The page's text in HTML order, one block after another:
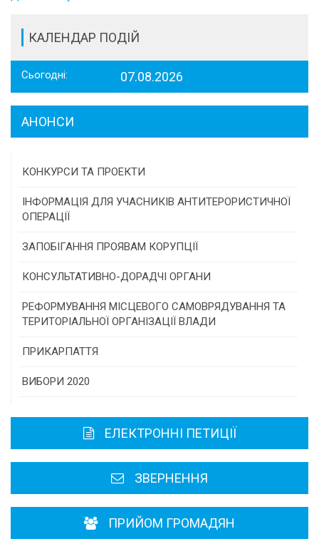
КАЛЕНДАР ПОДІЙ
Сьогодні: 07.08.2026
АНОНСИ
КОНКУРСИ ТА ПРОЕКТИ
Конкурс проектів та програм місцевого
самоврядування
Конкурс інститутів громадянського суспільства
Програми/конкурси МТД
ІНФОРМАЦІЯ ДЛЯ УЧАСНИКІВ АНТИТЕРОРИСТИЧНОЇ
ОПЕРАЦІЇ
ЗАПОБІГАННЯ ПРОЯВАМ КОРУПЦІЇ
КОНСУЛЬТАТИВНО-ДОРАДЧІ ОРГАНИ
Консультативна рада
РЕФОРМУВАННЯ МІСЦЕВОГО САМОВРЯДУВАННЯ ТА
ТЕРИТОРІАЛЬНОЇ ОРГАНІЗАЦІЇ ВЛАДИ
ПРИКАРПАТТЯ
Історична довідка
Районні, міські ради
ВИБОРИ 2020
ЕЛЕКТРОННІ ПЕТИЦІЇ
ЗВЕРНЕННЯ
ПРИЙОМ ГРОМАДЯН